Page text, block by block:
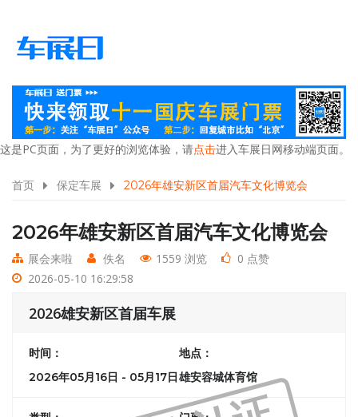
这是PC页面，为了更好的浏览体验，请点击进入车展日网移动端页面。
首页 保定车展 2026年雄安新区首届汽车文化博览会
2026年雄安新区首届汽车文化博览会
展会来啦 佚名 1559 浏览
0 点赞
2026-05-10 16:29:58
2026雄安新区首届车展
时间：
2026年05月16日 - 05月17日
地点：
雄安容城体育馆